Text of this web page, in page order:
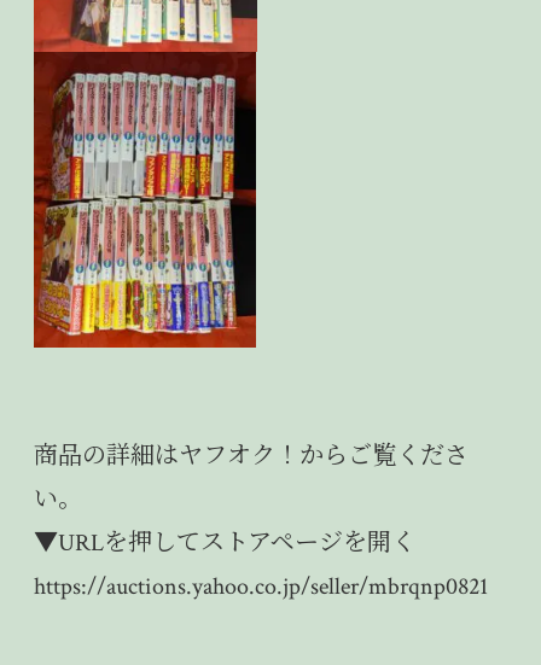
商品の詳細はヤフオク！からご覧くださ
い。
▼URLを押してストアページを開く
https://auctions.yahoo.co.jp/seller/mbrqnp0821